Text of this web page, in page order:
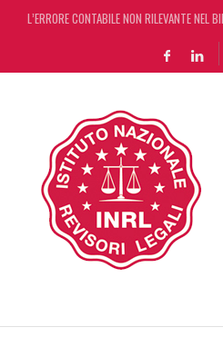
L’ERRORE CONTABILE NON RILEVANTE NEL
DECRETO OMNIBUS: CON IL
CHIUSURA ESTIVA DELLA RASSEGNA